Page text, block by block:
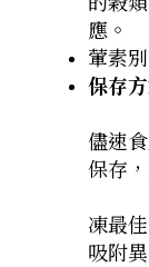
應。
葷素
保存
1
儘速
保存
凍最
吸附